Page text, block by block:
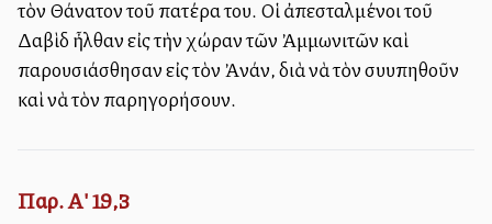
τὸν Θάνατον τοῦ πατέρα του. Οἱ ἀπεσταλμένοι τοῦ
Δαβὶδ ἦλθαν εἰς τὴν χώραν τῶν Ἀμμωνιτῶν καὶ
παρουσιάσθησαν εἰς τὸν Ἀνάν, διὰ νὰ τὸν συλλυπηθοῦν
καὶ νὰ τὸν παρηγορήσουν.
Παρ. Α' 19,3